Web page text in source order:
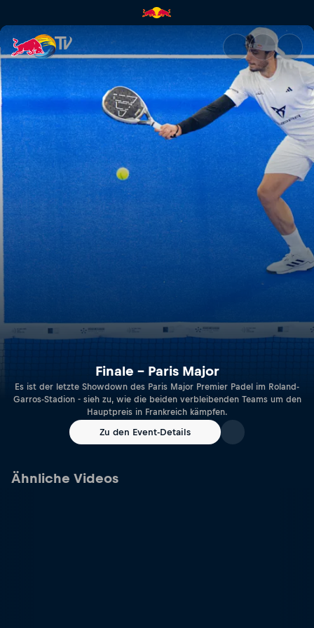
Finale – Paris Major | Red Bull
Finale – Paris Major
Es ist der letzte Showdown des Paris Major Premier Padel im Roland-
Garros-Stadion - sieh zu, wie die beiden verbleibenden Teams um den
Hauptpreis in Frankreich kämpfen.
Zu den Event-Details
Ähnliche Videos